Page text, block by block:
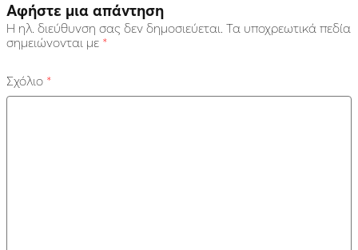
Αφήστε μια απάντηση
Η ηλ. διεύθυνση σας δεν δημοσιεύεται. Τα υποχρεωτικά πεδία
σημειώνονται με *
Σχόλιο *